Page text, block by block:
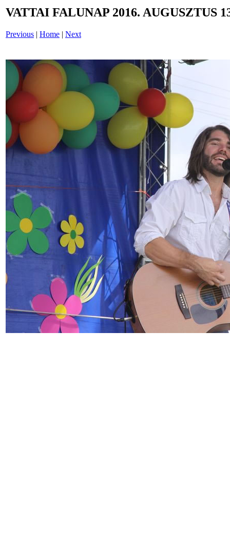
VATTAI FALUNAP 2016. AUGUSZTUS
Previous | Home | Next